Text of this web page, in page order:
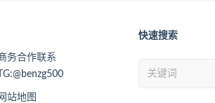
务合作联系
TG:@benzg500
站地图
快速搜索